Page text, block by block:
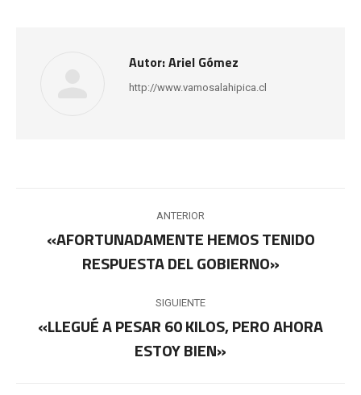
Autor:Ariel Gómez
http://www.vamosalahipica.cl
entre
publicaciones
ANTERIOR
anterior:
«AFORTUNADAMENTE HEMOS TENIDO
RESPUESTA DEL GOBIERNO»
SIGUIENTE
Publicación
siguiente:
«LLEGUÉ A PESAR 60 KILOS, PERO AHORA
ESTOY BIEN»